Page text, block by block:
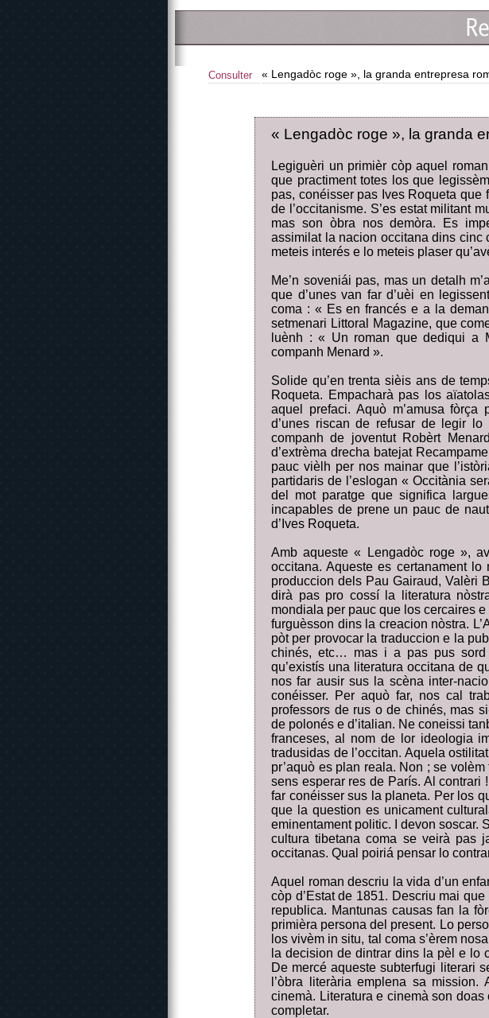
Consulter « Lengadòc roge », la granda entrepresa
« Lengadòc roge », la granda
Legiguèri un primièr còp aquel
que practiment totes los que
pas, conéisser pas Ives Roqueta que
de l’occitanisme. S’es estat militant
mas son òbra nos demòra. Es
assimilat la nacion occitana dins cinc
meteis interés e lo meteis plaser
Me’n soveniái pas, mas un detalh
que d’unes van far d’uèi en
coma : « Es en francés e a la
setmenari Littoral Magazine, que
luènh : « Un roman que dediqui a
companh Menard ».
Solide qu’en trenta sièis ans de
Roqueta. Empacharà pas los
aquel prefaci. Aquò m’amusa
d’unes riscan de refusar de legir
companh de joventut Robèrt
d’extrèma drecha batejat
pauc vièlh per nos mainar que
partidaris de l’eslogan « Occitània
del mot paratge que significa
incapables de prene un pauc de
d’Ives Roqueta.
Amb aqueste « Lengadòc roge »,
occitana. Aqueste es certanament
produccion dels Pau Gairaud, Valèri
dirà pas pro cossí la literatura
mondiala per pauc que los cercaires
furguèsson dins la creacion nòstra.
pòt per provocar la traduccion e la
chinés, etc… mas i a pas pus sord
qu’existís una literatura occitana de
nos far ausir sus la scèna inter-
conéisser. Per aquò far, nos cal
professors de rus o de chinés, mas
de polonés e d’italian. Ne coneissi
franceses, al nom de lor ideologia
tradusidas de l’occitan. Aquela
pr’aquò es plan reala. Non ; se
sens esperar res de París. Al contrari
far conéisser sus la planeta. Per los
que la question es unicament
eminentament politic. I devon soscar.
cultura tibetana coma se veirà pas
occitanas. Qual poiriá pensar lo
Aquel roman descriu la vida d’un
còp d’Estat de 1851. Descriu mai
republica. Mantunas causas fan la
primièra persona del present. Lo
los vivèm in situ, tal coma s’èrem
la decision de dintrar dins la pèl e lo
De mercé aqueste subterfugi literari
l’òbra literària emplena sa
cinemà. Literatura e cinemà son
completar.